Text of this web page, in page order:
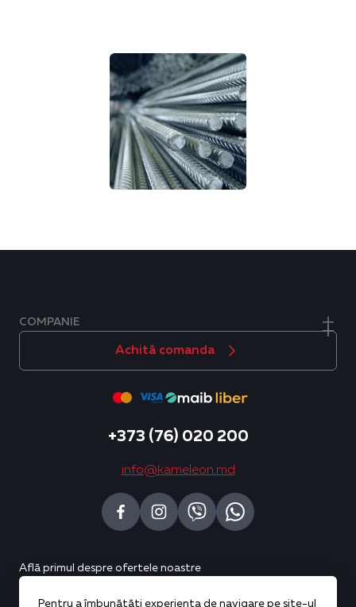
COMPANIE
Află primul despre ofertele noastre
Achită comanda
+373 (76) 020 200
info@kameleon.md
Pentru a îmbunătăți experiența de navigare pe site-ul